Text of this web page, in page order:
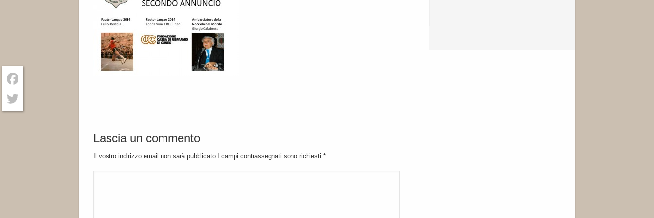
Lascia un commento
Il vostro indirizzo email non sarà pubblicato I campi contrassegnati sono richiesti *
Facebook
Twitter